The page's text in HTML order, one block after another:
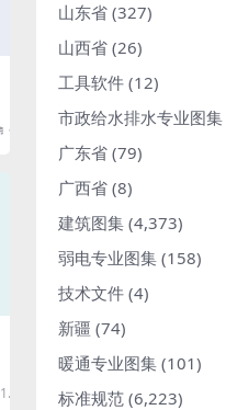
1.98
1.98
山东省 (327)
山西省 (26)
工具软件 (12)
市政给水排水专业图集
广东省 (79)
广西省 (8)
建筑图集 (4,373)
弱电专业图集 (158)
技术文件 (4)
新疆 (74)
暖通专业图集 (101)
标准规范 (6,223)